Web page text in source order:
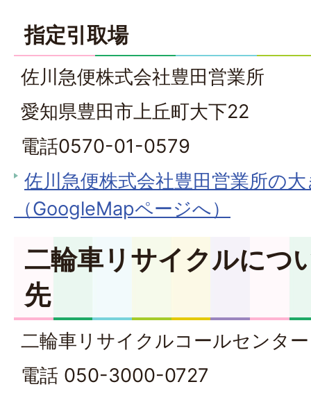
指定引取場
佐川急便株式会社豊田営業所
愛知県豊田市上丘町大下22
電話0570-01-0579
佐川急便株式会社豊田営業所の
（GoogleMapページへ）
二輪車リサイクルにつ
先
二輪車リサイクルコールセンター
電話 050-3000-0727